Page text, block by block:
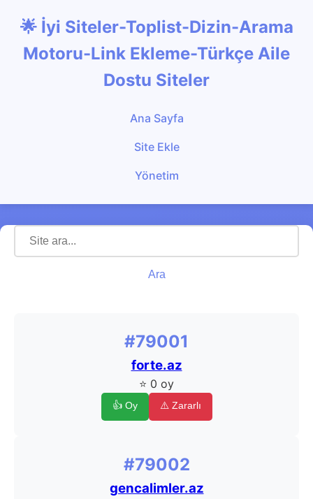
🌟 İyi Siteler-Toplist-Dizin-Arama
Motoru-Link Ekleme-Türkçe Aile
Dostu Siteler
Ana Sayfa
Site Ekle
Yönetim
Ara
#79001
forte.az
⭐ 0 oy
👍 Oy ⚠️ Zararlı
#79002
gencalimler.az